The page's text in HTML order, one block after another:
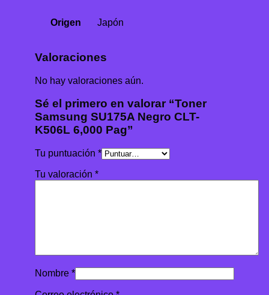
Origen Japón
Valoraciones
No hay valoraciones aún.
Sé el primero en valorar “Toner
Samsung SU175A Negro CLT-
K506L 6,000 Pag”
Tu puntuación *
Tu valoración *
Nombre *